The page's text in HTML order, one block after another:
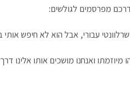
עבורי, אבל הוא לא חיפש אותי
ואנחנו מושכים אותו אלינו